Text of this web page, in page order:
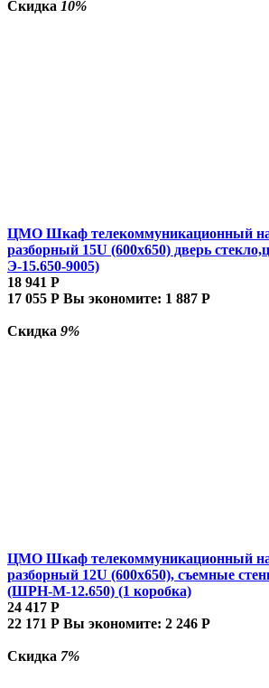
Скидка 10%
ЦМО Шкаф телекоммуникационный
разборный 15U (600х650) дверь
Э-15.650-9005)
18 941 Р
17 055 Р Вы экономите: 1 887 Р
Скидка 9%
ЦМО Шкаф телекоммуникационный
разборный 12U (600х650), съемные
(ШРН-М-12.650) (1 коробка)
24 417 Р
22 171 Р Вы экономите: 2 246 Р
Скидка 7%